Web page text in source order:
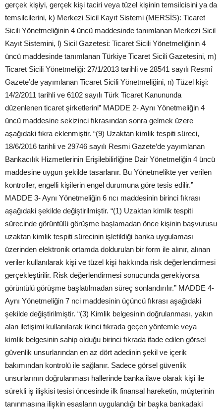
gerçek kişiyi, gerçek kişi taciri veya tüzel kişinin temsilcisini ya da
temsilcilerini, k) Merkezi Sicil Kayıt Sistemi (MERSİS): Ticaret
Sicili Yönetmeliğinin 4 üncü maddesinde tanımlanan Merkezi Sicil
Kayıt Sistemini, l) Sicil Gazetesi: Ticaret Sicili Yönetmeliğinin 4
üncü maddesinde tanımlanan Türkiye Ticaret Sicili Gazetesini, m)
Ticaret Sicili Yönetmeliği: 27/1/2013 tarihli ve 28541 sayılı Resmî
Gazete’de yayımlanan Ticaret Sicili Yönetmeliğini, n) Tüzel kişi:
14/2/2011 tarihli ve 6102 sayılı Türk Ticaret Kanununda
düzenlenen ticaret şirketlerini” MADDE 2- Aynı Yönetmeliğin 4
üncü maddesine sekizinci fıkrasından sonra gelmek üzere
aşağıdaki fıkra eklenmiştir. “(9) Uzaktan kimlik tespiti süreci,
18/6/2016 tarihli ve 29746 sayılı Resmi Gazete’de yayımlanan
Bankacılık Hizmetlerinin Erişilebilirliğine Dair Yönetmeliğin 4 üncü
maddesine uygun şekilde tasarlanır. Bu Yönetmelikte yer verilen
kontroller, engelli kişilerin engel durumuna göre tesis edilir.”
MADDE 3- Aynı Yönetmeliğin 6 ncı maddesinin birinci fıkrası
aşağıdaki şekilde değiştirilmiştir. “(1) Uzaktan kimlik tespiti
sürecinde görüntülü görüşme başlamadan önce kişinin başvurusu
uzaktan kimlik tespiti sürecinin işletildiği banka uygulaması
üzerinden elektronik ortamda doldurulan bir form ile alınır, alınan
veriler kullanılarak kişi ve tüzel kişi hakkında risk değerlendirmesi
gerçekleştirilir. Risk değerlendirmesi sonucunda gerekiyorsa
görüntülü görüşme başlatılmadan süreç sonlandırılır.” MADDE 4-
Aynı Yönetmeliğin 7 nci maddesinin üçüncü fıkrası aşağıdaki
şekilde değiştirilmiştir. “(3) Kimlik belgesinin doğrulanması, yakın
alan iletişimi kullanılarak ikinci fıkrada geçen yöntemle veya
kimlik belgesinin sahip olduğu birinci fıkrada ifade edilen görsel
güvenlik unsurlarından en az dört adedinin şekil ve içerik
bakımından kontrolü ile sağlanır. Sadece görsel güvenlik
unsurlarının doğrulanması hallerinde banka ilave olarak kişi ile
sürekli iş ilişkisi tesisi öncesinde ilk finansal hareketin, müşterinin
tanınmasına ilişkin esasların uygulandığı bir başka bankadaki